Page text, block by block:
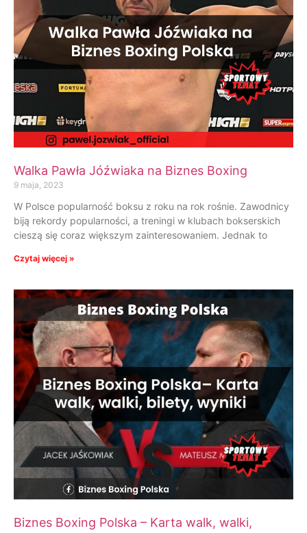
Walka Pawła Jóźwiaka na Biznes Boxing
9 maja, 2023
W Polsce popularność boksu z roku na rok rośnie. Zawodnicy
biją rekordy popularności, a treningi w klubach bokserskich
cieszą się coraz większym zainteresowaniem. Jednak to
Czytaj więcej »
Biznes Boxing Polska – Karta walk, walki,